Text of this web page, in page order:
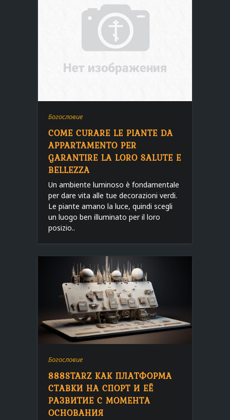
Богословие
COME CURARE LE PIANTE DA
APPARTAMENTO PER
GARANTIRE LA LORO SALUTE E
BELLEZZA
Un ambiente luminoso è fondamentale
per dare vita alle tue decorazioni verdi.
Le piante amano la luce, quindi scegli
un luogo ben illuminato per il loro
posizio..
Богословие
888STARZ КАК ПЛАТФОРМА
СТАВКИ НА СПОРТ И ЕЁ
РАЗВИТИЕ С МОМЕНТА
ОСНОВАНИЯ